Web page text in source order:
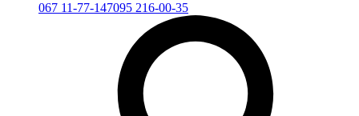
067 11-77-147095 216-00-35